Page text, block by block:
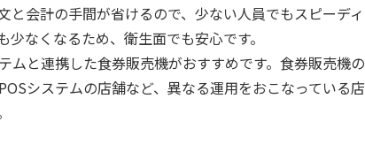
会計の手間が省けるので、少ない人員でもスピーディ
なくなるため、衛生面でも安心です。
と連携した食券販売機がおすすめです。食券販売機の
システムの店舗など、異なる運用をおこなっている店